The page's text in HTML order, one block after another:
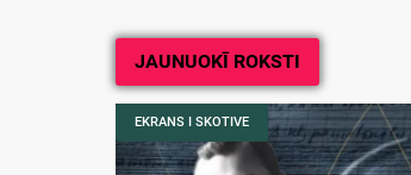
JAUNUOKĪ ROKSTI
EKRANS I SKOTIVE